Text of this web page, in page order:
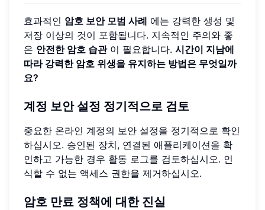
효과적인 암호 보안 모범 사례 에는 강력한 생성 및
저장 이상의 것이 포함됩니다. 지속적인 주의와 좋
은 안전한 암호 습관이 필요합니다. 시간이 지남에
따라 강력한 암호 위생을 유지하는 방법은 무엇일까
요?
계정 보안 설정 정기적으로 검토
중요한 온라인 계정의 보안 설정을 정기적으로 확인
하십시오. 승인된 장치, 연결된 애플리케이션을 확
인하고 가능한 경우 활동 로그를 검토하십시오. 인
식할 수 없는 액세스 권한을 제거하십시오.
암호 만료 정책에 대한 진실